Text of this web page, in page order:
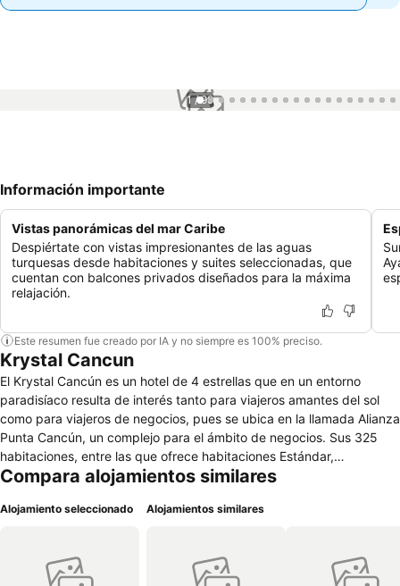
1 / 99
Información importante
Vistas panorámicas del mar Caribe
Despiértate con vistas impresionantes de las aguas
turquesas desde habitaciones y suites seleccionadas, que
cuentan con balcones privados diseñados para la máxima
relajación.
Este resumen fue creado por IA y no siempre es 100% preciso.
Krystal Cancun
El Krystal Cancún es un hotel de 4 estrellas que en un entorno
paradisíaco resulta de interés tanto para viajeros amantes del sol
como para viajeros de negocios, pues se ubica en la llamada Alianza
Punta Cancún, un complejo para el ámbito de negocios. Sus 325
habitaciones, entre las que ofrece habitaciones Estándar,
Superiores, Ejecutivas, Junior Suites, Suites y Suite Presidencial,
satélite gratuita, el aire acondicionado y la conexión a internet de
Hacienda El Mortero, que se complementa con varios bares, incluso
Compara alojamientos similares
Alojamiento seleccionado Alojamientos similares